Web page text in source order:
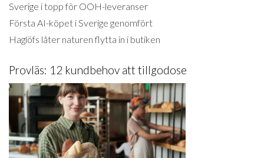
Sverige i topp för OOH-leveranser
Första AI-köpet i Sverige genomfört
Haglöfs låter naturen flytta in i butiken
Provläs: 12 kundbehov att tillgodose